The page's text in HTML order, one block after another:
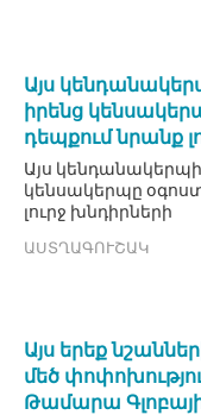
Այս
իրենց
դեպքում նրանք
Այս
կենսակերպը
լուրջ խնդիրների
ԱՍՏՂԱԳՈՒՇԱԿ
Այս երեք
մեծ
Թամարա